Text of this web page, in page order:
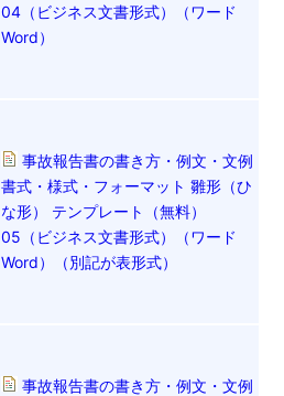
04（ビジネス文書形式）（ワード
Word）
事故報告書の書き方・例文・文例
書式・様式・フォーマット 雛形（ひ
な形） テンプレート（無料）
05（ビジネス文書形式）（ワード
Word）（別記が表形式）
事故報告書の書き方・例文・文例